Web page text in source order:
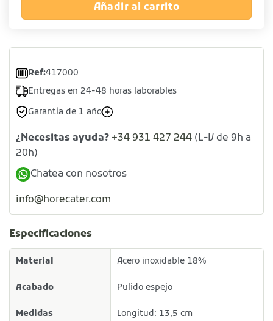
Añadir al carrito
Ref:417000
Entregas en 24-48 horas laborables
Garantía de 1 año
¿Necesitas ayuda? +34 931 427 244 (L-V de 9h a
20h)
Chatea con nosotros
info@horecater.com
Especificaciones
Material Acero inoxidable 18%
Acabado Pulido espejo
Medidas
Longitud: 13,5 cm